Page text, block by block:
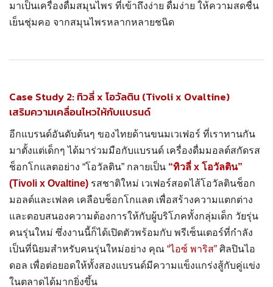
มาเป็นเครื่องดื่มสมุนไพร ที่เข้าถึงง่าย ดื่มง่าย ให้ความสดชื่น
เย็นชุ่มคอ จากสมุนไพรหลากหลายชนิด
Case Study 2: ทิวลี่ x โอวัลติน (Tivoli x Ovaltine)
เสริมความเคลื่อนไหวให้กับแบรนด์
อีกแบรนด์อันดับต้นๆ ของไทยด้านขนมเวเฟอร์ ที่เราทานกัน
มาตั้งแต่เด็กๆ ได้มาร่วมมือกับแบรนด์ เครื่องดื่มมอลต์สกัดรส
ช็อกโกแลตอย่าง “โอวัลติน” กลายเป็น “ทิวลี่ x โอวัลติน”
(Tivoli x Ovaltine) รสชาติใหม่ เวเฟอร์สอดไส้โอวัลตินช็อก
มอลต์และเฟลค เคลือบช็อกโกแลต เพื่อสร้างความแตกต่าง
และตอบสนองความต้องการให้กับผู้บริโภคทั้งกลุ่มเด็ก วัยรุ่น
คนรุ่นใหม่ ซึ่งงานนี้ก็ได้เปิดตัวพร้อมกับ พรีเซ็นเตอร์ที่กำลัง
เป็นที่นิยมสำหรับคนรุ่นใหม่อย่าง คุณ “ไอซ์ พาริส” ศิลปินไอ
ดอล เพื่อต่อยอดให้ทั้งสองแบรนด์มีความแข็งแกร่งสู้กับคู่แข่ง
ในตลาดได้มากยิ่งขึ้น